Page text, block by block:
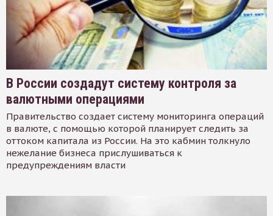
В России создадут систему контроля за
валютными операциями
Правительство создает систему мониторинга операций
в валюте, с помощью которой планирует следить за
оттоком капитала из России. На это кабмин толкнуло
нежелание бизнеса прислушиваться к
предупреждениям власти